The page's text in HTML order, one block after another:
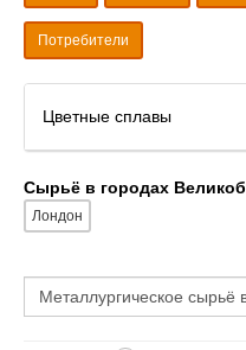
Потребители
Цветные сплавы
Сырьё в городах
Лондон